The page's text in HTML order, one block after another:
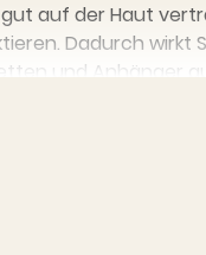
auf der Haut
Dadurch
und Anhänger
bei unserem